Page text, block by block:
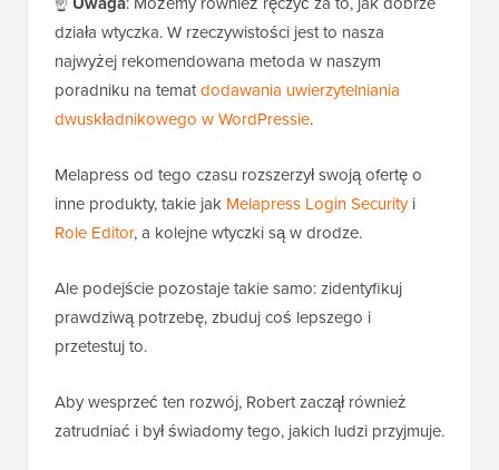
działa wtyczka. W rzeczywistości jest to nasza
najwyżej rekomendowana metoda w naszym
poradniku na tematdodawania uwierzytelniania
dwuskładnikowego w WordPressie.
Melapress od tego czasu rozszerzył swoją ofertę o
inne produkty, takie jak Melapress Login Securityi
Role Editor, a kolejne wtyczki są w drodze.
Ale podejście pozostaje takie samo: zidentyfikuj
prawdziwą potrzebę, zbuduj coś lepszego i
przetestuj to.
Aby wesprzeć ten rozwój, Robert zaczął również
zatrudniać i był świadomy tego, jakich ludzi przyjmuje.